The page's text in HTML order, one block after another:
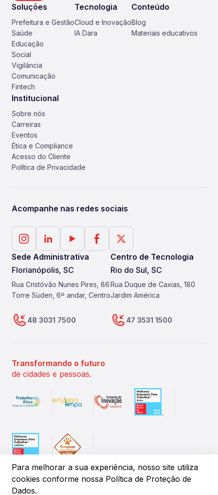
Para melhorar a sua experiência, nosso site utiliza
cookies conforme nossa Política de Proteção de
Dados.
Soluções
Prefeitura e Gestão
Saúde
Educação
Social
Vigilância
Comunicação
Fintech
Tecnologia
Cloud e Inovação
IA Dara
Conteúdo
Blog
Materiais educativos
Institucional
Sobre nós
Carreiras
Eventos
Ética e Compliance
Acesso do Cliente
Política de Privacidade
Acompanhe nas redes sociais
Sede Administrativa
Florianópolis, SC
Rua Cristóvão Nunes Pires, 86
Torre Süden, 6º andar, Centro
48 3031 7500
Centro de Tecnologia
Rio do Sul, SC
Rua Duque de Caxias, 180
Jardim América
47 3531 1500
Transformando o futuro
de cidades e pessoas.